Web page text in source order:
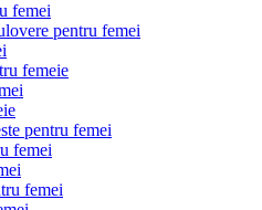
femei
pentru femei
femeie
pentru femei
femei
femei